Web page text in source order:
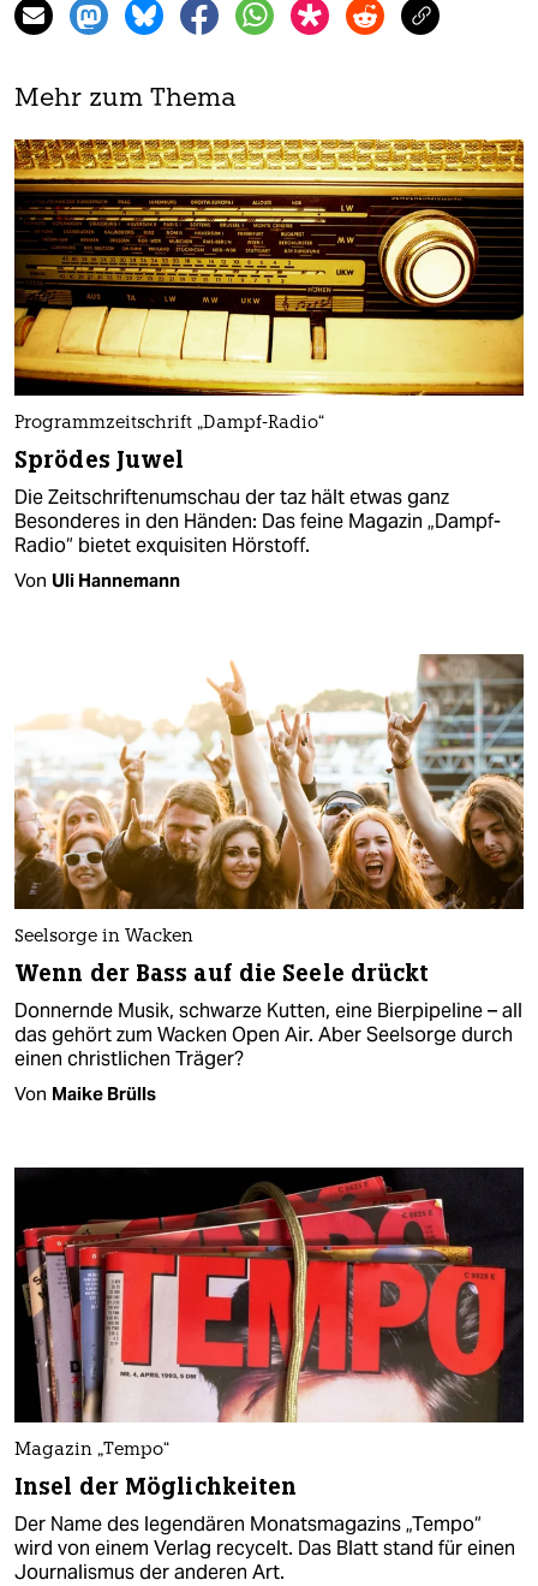
Mehr zum Thema
Programmzeitschrift „Dampf-Radio“
Sprödes Juwel
Die Zeitschriftenumschau der taz hält etwas ganz
Besonderes in den Händen: Das feine Magazin „Dampf-
Radio“ bietet exquisiten Hörstoff.
Von Uli Hannemann
Seelsorge in Wacken
Wenn der Bass auf die Seele drückt
Donnernde Musik, schwarze Kutten, eine Bierpipeline – all
das gehört zum Wacken Open Air. Aber Seelsorge durch
einen christlichen Träger?
Von Maike Brülls
Magazin „Tempo“
Insel der Möglichkeiten
Der Name des legendären Monatsmagazins „Tempo“
wird von einem Verlag recycelt. Das Blatt stand für einen
Journalismus der anderen Art.